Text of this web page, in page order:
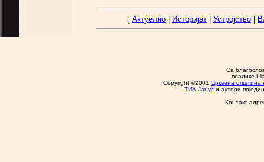
[ Актуелно Историјат Устројство
Са
владике
Copyright ©2001 Црквена општина
ТИА Јануси аутори
Контакт